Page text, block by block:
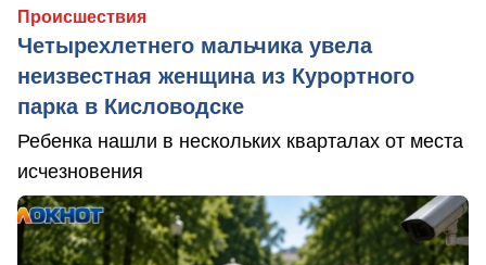
Происшествия
Четырехлетнего мальчика увела
неизвестная женщина из Курортного
парка в Кисловодске
Ребенка нашли в нескольких кварталах от места
исчезновения